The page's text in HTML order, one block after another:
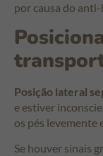
por causa do
Posição lateral
e estiver
os pés levemente
Se houver sinais